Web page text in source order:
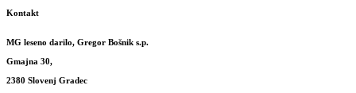
Kontakt
MG leseno darilo, Gregor Bošnik s.p.
Gmajna 30,
2380 Slovenj Gradec